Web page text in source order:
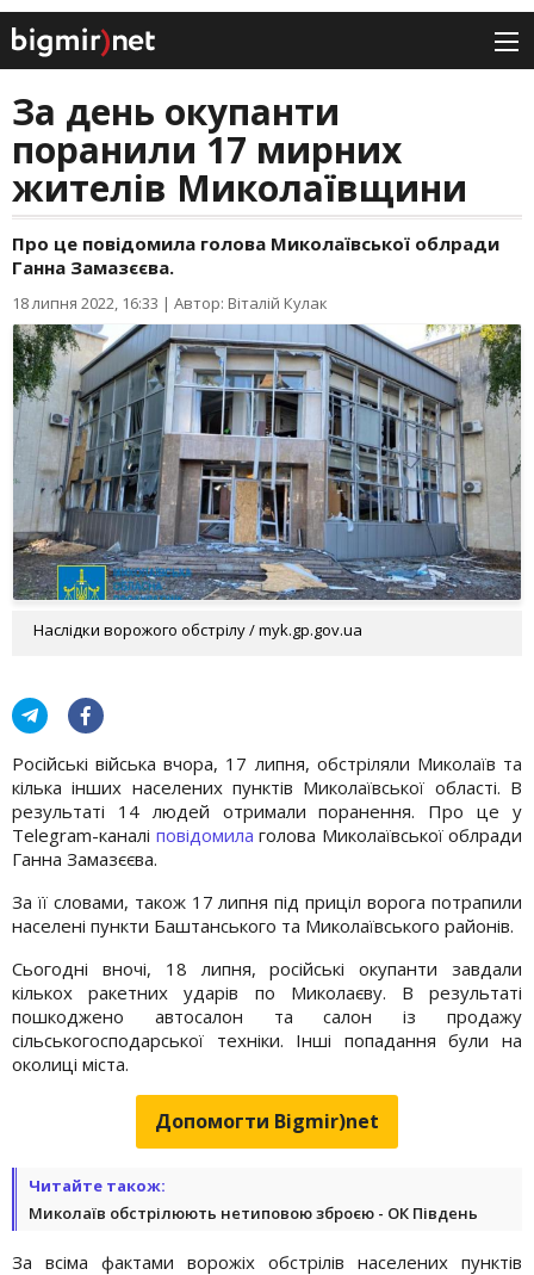
За день окупанти
поранили 17 мирних
жителів Миколаївщини
Про це повідомила голова Миколаївської облради
Ганна Замазєєва.
18 липня 2022, 16:33 | Автор: Віталій Кулак
Наслідки ворожого обстрілу / myk.gp.gov.ua
Російські війська вчора, 17 липня, обстріляли Миколаїв та
кілька інших населених пунктів Миколаївської області. В
результаті 14 людей отримали поранення. Про це у
Telegram-каналі повідомила голова Миколаївської облради
Ганна Замазєєва.
За її словами, також 17 липня під приціл ворога потрапили
населені пункти Баштанського та Миколаївського районів.
Сьогодні вночі, 18 липня, російські окупанти завдали
кількох ракетних ударів по Миколаєву. В результаті
пошкоджено автосалон та салон із продажу
сільськогосподарської техніки. Інші попадання були на
околиці міста.
Допомогти Bigmir)net
Читайте також:
Миколаїв обстрілюють нетиповою зброєю - ОК Південь
За всіма фактами ворожіх обстрілів населених пунктів